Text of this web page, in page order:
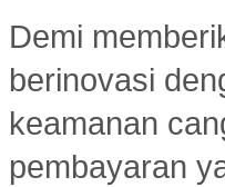
Demi
berinovasi
keamanan
pembayaran